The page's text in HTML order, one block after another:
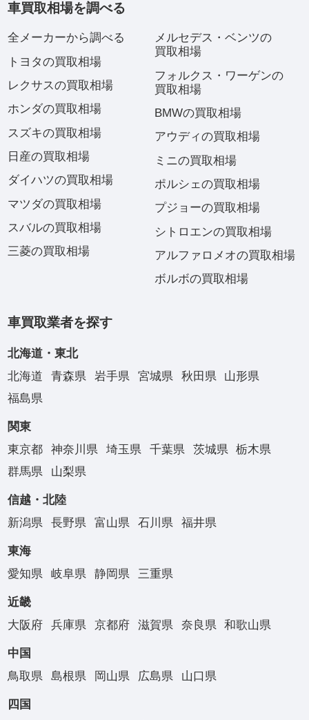
車買取相場を調べる
全メーカーから調べる
トヨタの買取相場
レクサスの買取相場
ホンダの買取相場
スズキの買取相場
日産の買取相場
ダイハツの買取相場
マツダの買取相場
スバルの買取相場
三菱の買取相場
メルセデス・ベンツの
買取相場
フォルクス・ワーゲンの
買取相場
BMWの買取相場
アウディの買取相場
ミニの買取相場
ポルシェの買取相場
プジョーの買取相場
シトロエンの買取相場
アルファロメオの買取相場
ボルボの買取相場
車買取業者を探す
北海道・東北
北海道
青森県 岩手県 宮城県 秋田県
山形県
福島県
関東
東京都
神奈川県 埼玉県 千葉県 茨城県
栃木県
群馬県
山梨県
信越・北陸
新潟県
長野県 富山県 石川県 福井県
東海
愛知県
岐阜県 静岡県 三重県
近畿
大阪府
兵庫県 京都府 滋賀県 奈良県 和歌山県
中国
鳥取県
島根県 岡山県 広島県 山口県
四国